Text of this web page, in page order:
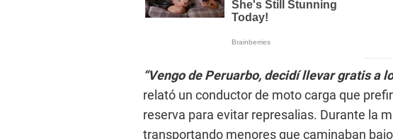
“Vengo de Peruarbo, decidí llevar gratis a
relató un conductor de moto carga que
reserva para evitar represalias. Durante la
transportando menores que caminaban